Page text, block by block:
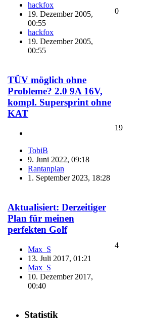
hackfox
19. Dezember 2005,
00:55
hackfox
19. Dezember 2005,
00:55
0
TÜV möglich ohne
Probleme? 2.0 9A 16V,
kompl. Supersprint ohne
KAT
TobiB
9. Juni 2022, 09:18
Rantanplan
1. September 2023, 18:28
19
Aktualisiert: Derzeitiger
Plan für meinen
perfekten Golf
Max_S
13. Juli 2017, 01:21
Max_S
10. Dezember 2017,
00:40
4
Statistik